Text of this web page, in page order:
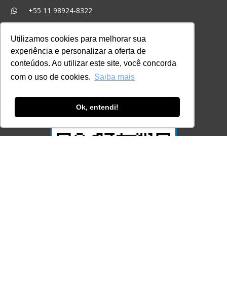
Utilizamos cookies para melhorar sua
experiência e personalizar a oferta de
conteúdos. Ao utilizar este site, você concorda
com o uso de cookies. Saiba mais
Ok, entendi!
+55 11 98924-8322
contato@lec.com.br
Ferramenta Antifraude
Consulte aqui o cadastro da Instituição no